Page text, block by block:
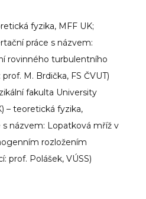
fyzika, MFF UK;
práce s názvem:
rovinného turbulentního
M. Brdička, FS ČVUT)
fakulta University
– teoretická fyzika,
s názvem: Lopatková mříž v
rozložením
prof. Polášek, VÚSS)